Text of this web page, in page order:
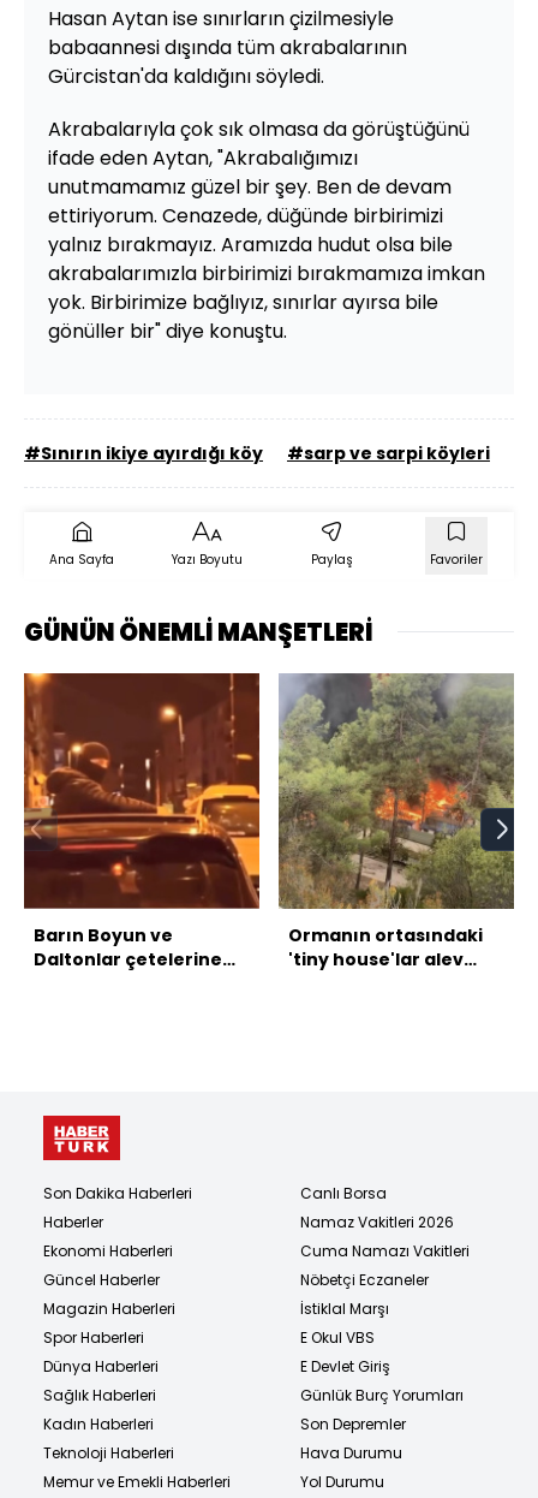
Hasan Aytan ise sınırların çizilmesiyle
babaannesi dışında tüm akrabalarının
Gürcistan'da kaldığını söyledi.
Akrabalarıyla çok sık olmasa da görüştüğünü
ifade eden Aytan, "Akrabalığımızı
unutmamamız güzel bir şey. Ben de devam
ettiriyorum. Cenazede, düğünde birbirimizi
yalnız bırakmayız. Aramızda hudut olsa bile
akrabalarımızla birbirimizi bırakmamıza imkan
yok. Birbirimize bağlıyız, sınırlar ayırsa bile
gönüller bir" diye konuştu.
#Sınırın ikiye ayırdığı köy #sarp ve sarpi köyleri
Ana Sayfa Yazı Boyutu Paylaş Favoriler
GÜNÜN ÖNEMLİ MANŞETLERİ
Barın Boyun ve
Daltonlar çetelerine
Ormanın ortasındaki
'tiny house'lar alev
Son Dakika Haberleri
Haberler
Ekonomi Haberleri
Güncel Haberler
Magazin Haberleri
Spor Haberleri
Dünya Haberleri
Sağlık Haberleri
Kadın Haberleri
Teknoloji Haberleri
Memur ve Emekli Haberleri
Canlı Borsa
Namaz Vakitleri 2026
Cuma Namazı Vakitleri
Nöbetçi Eczaneler
İstiklal Marşı
E Okul VBS
E Devlet Giriş
Günlük Burç Yorumları
Son Depremler
Hava Durumu
Yol Durumu